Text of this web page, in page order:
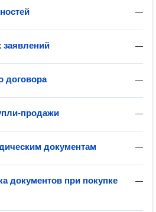
—
—
заявлений
—
договора
—
продажи
—
документам
—
документов при покупке